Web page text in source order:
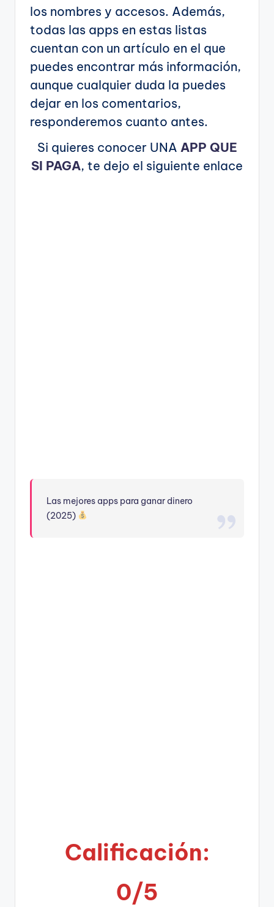
los nombres y accesos. Además,
todas las apps en estas listas
cuentan con un artículo en el que
puedes encontrar más información,
aunque cualquier duda la puedes
dejar en los comentarios,
responderemos cuanto antes.
Si quieres conocer UNA APP QUE
SI PAGA, te dejo el siguiente enlace
Las mejores apps para ganar dinero
(2025)
Calificación:
0/5